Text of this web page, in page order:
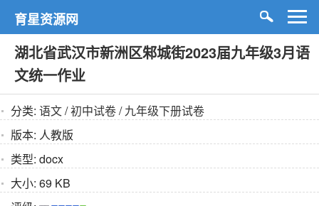
育星资源网
湖北省武汉市新洲区邾城街2023届九年级3月语
文统一作业
分类: 语文/初中试卷/九年级下册试卷
版本: 人教版
类型: docx
大小: 69 KB